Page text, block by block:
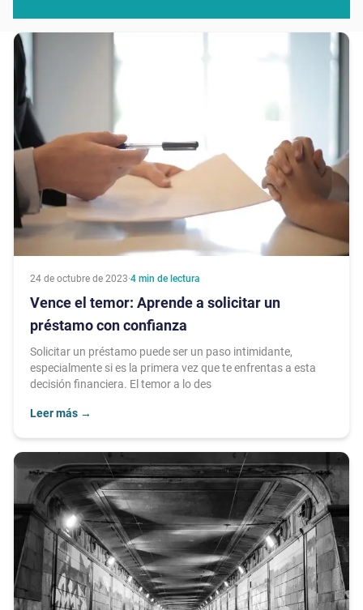
24 de octubre de 2023·4 min de lectura
Vence el temor: Aprende a solicitar un
préstamo con confianza
Solicitar un préstamo puede ser un paso intimidante,
especialmente si es la primera vez que te enfrentas a esta
decisión financiera. El temor a lo des
Leer más →